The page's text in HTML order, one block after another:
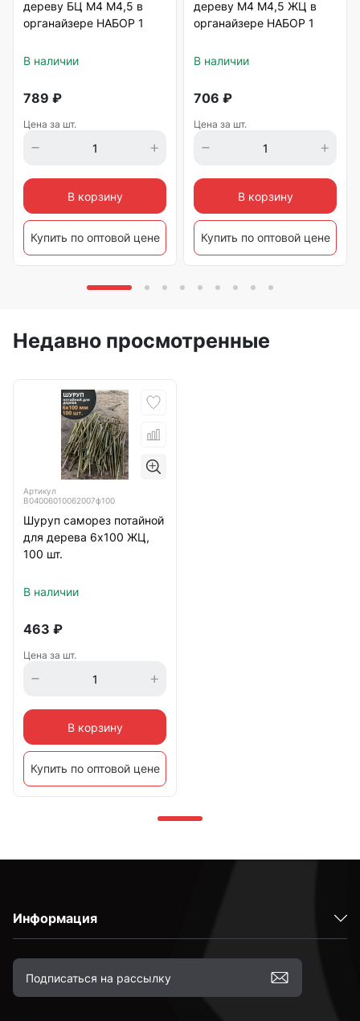
дереву БЦ М4 М4,5 в
органайзере НАБОР 1
В наличии
789 ₽
Цена за шт.
В корзину
Купить по оптовой цене
дереву М4 М4,5 ЖЦ в
органайзере НАБОР 1
В наличии
706 ₽
Цена за шт.
В корзину
Купить по оптовой цене
Недавно просмотренные
Артикул
B04006010062007ф100
Шуруп саморез потайной
для дерева 6х100 ЖЦ,
100 шт.
В наличии
463 ₽
Цена за шт.
В корзину
Купить по оптовой цене
Информация